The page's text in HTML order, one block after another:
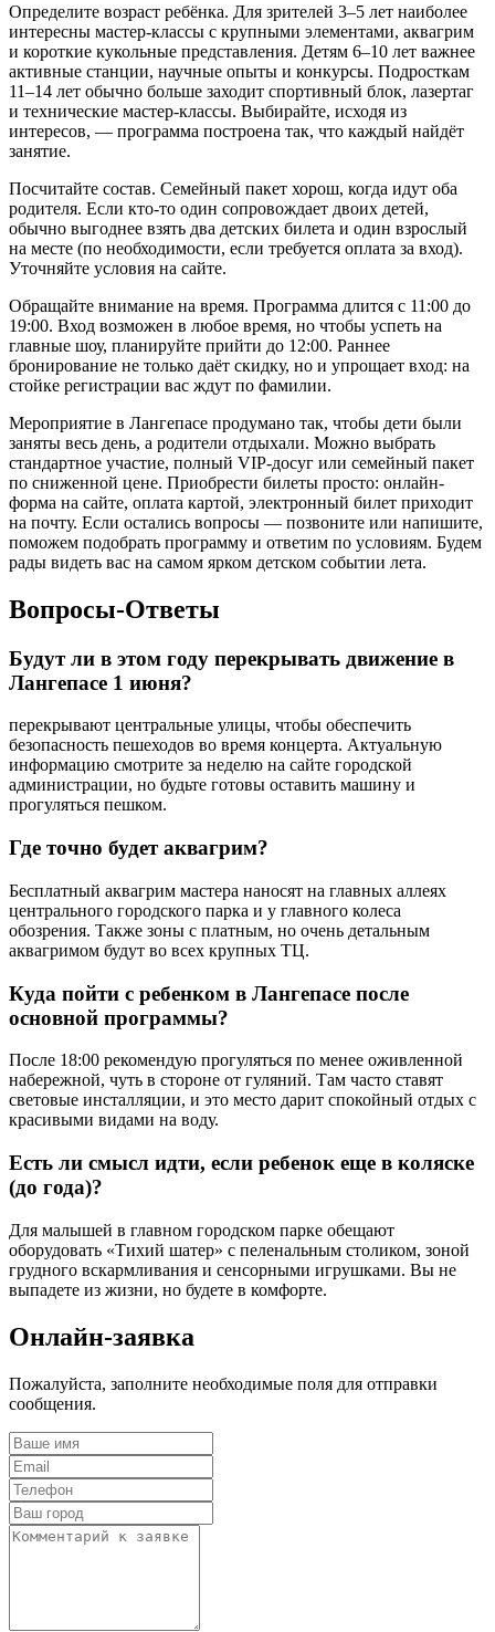
Определите возраст ребёнка. Для зрителей 3–5 лет наиболее
интересны мастер-классы с крупными элементами, аквагрим
и короткие кукольные представления. Детям 6–10 лет важнее
активные станции, научные опыты и конкурсы. Подросткам
11–14 лет обычно больше заходит спортивный блок, лазертаг
и технические мастер-классы. Выбирайте, исходя из
интересов, — программа построена так, что каждый найдёт
занятие.
Посчитайте состав. Семейный пакет хорош, когда идут оба
родителя. Если кто-то один сопровождает двоих детей,
обычно выгоднее взять два детских билета и один взрослый
на месте (по необходимости, если требуется оплата за вход).
Уточняйте условия на сайте.
Обращайте внимание на время. Программа длится с 11:00 до
19:00. Вход возможен в любое время, но чтобы успеть на
главные шоу, планируйте прийти до 12:00. Раннее
бронирование не только даёт скидку, но и упрощает вход: на
стойке регистрации вас ждут по фамилии.
Мероприятие в Лангепасе продумано так, чтобы дети были
заняты весь день, а родители отдыхали. Можно выбрать
стандартное участие, полный VIP-досуг или семейный пакет
по сниженной цене. Приобрести билеты просто: онлайн-
форма на сайте, оплата картой, электронный билет приходит
на почту. Если остались вопросы — позвоните или напишите,
поможем подобрать программу и ответим по условиям. Будем
рады видеть вас на самом ярком детском событии лета.
Вопросы-Ответы
Будут ли в этом году перекрывать движение в
Лангепасе 1 июня?
перекрывают центральные улицы, чтобы обеспечить
безопасность пешеходов во время концерта. Актуальную
информацию смотрите за неделю на сайте городской
администрации, но будьте готовы оставить машину и
прогуляться пешком.
Где точно будет аквагрим?
Бесплатный аквагрим мастера наносят на главных аллеях
центрального городского парка и у главного колеса
обозрения. Также зоны с платным, но очень детальным
аквагримом будут во всех крупных ТЦ.
Куда пойти с ребенком в Лангепасе после
основной программы?
После 18:00 рекомендую прогуляться по менее оживленной
набережной, чуть в стороне от гуляний. Там часто ставят
световые инсталляции, и это место дарит спокойный отдых с
красивыми видами на воду.
Есть ли смысл идти, если ребенок еще в коляске
(до года)?
Для малышей в главном городском парке обещают
оборудовать «Тихий шатер» с пеленальным столиком, зоной
грудного вскармливания и сенсорными игрушками. Вы не
выпадете из жизни, но будете в комфорте.
Онлайн-заявка
Пожалуйста, заполните необходимые поля для отправки
сообщения.